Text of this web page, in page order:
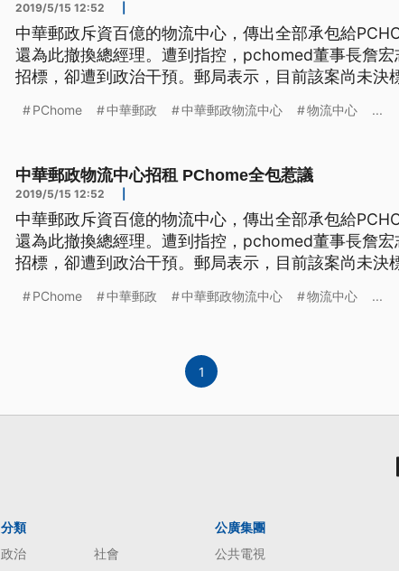
2019/5/15 12:52
中華郵政斥資百億的物流中心，傳出全部承包給
還為此撤換總經理。遭到指控，pchomed董事長詹
招標，卻遭到政治干預。郵局表示，目前該案尚未決
「PChome網路家庭」，引發立委質疑獨厚一家特定
PChome 中華郵政 中華郵政物流中心 物流中心 ...
中華郵政物流中心招租 PChome全包惹議
2019/5/15 12:52
中華郵政斥資百億的物流中心，傳出全部承包給
還為此撤換總經理。遭到指控，pchomed董事長詹
招標，卻遭到政治干預。郵局表示，目前該案尚未決
「PChome網路家庭」，引發立委質疑獨厚一家特定
PChome 中華郵政 中華郵政物流中心 物流中心 ...
1
分類
政治
社會
公廣集團
公共電視